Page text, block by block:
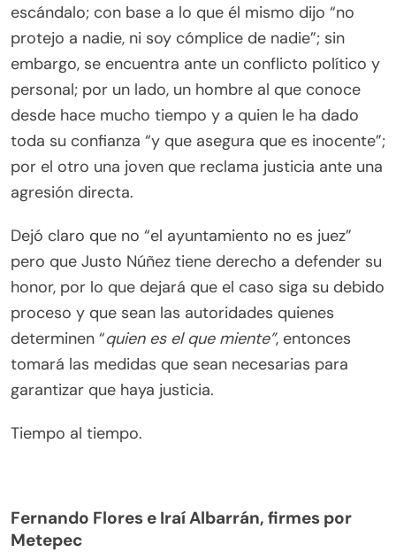
escándalo; con base a lo que él mismo dijo “no
protejo a nadie, ni soy cómplice de nadie”; sin
embargo, se encuentra ante un conflicto político y
personal; por un lado, un hombre al que conoce
desde hace mucho tiempo y a quien le ha dado
toda su confianza “y que asegura que es inocente”;
por el otro una joven que reclama justicia ante una
agresión directa.
Dejó claro que no “el ayuntamiento no es juez”
pero que Justo Núñez tiene derecho a defender su
honor, por lo que dejará que el caso siga su debido
proceso y que sean las autoridades quienes
determinen “quien es el que miente”, entonces
tomará las medidas que sean necesarias para
garantizar que haya justicia.
Tiempo al tiempo.
Fernando Flores e Iraí Albarrán, firmes por
Metepec